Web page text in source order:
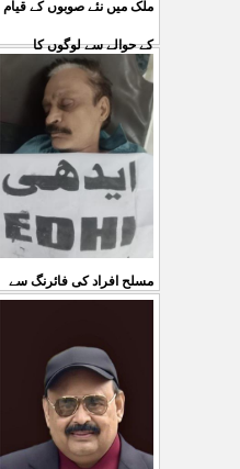
ملک میں نئے صوبوں کے قیام
کے حوالے سے لوگوں کا
مطالبہ بالکل درست ہے۔ ا
03 Aug 2026
مسلح افراد کی فائرنگ سے
سمیع الدین رحمانی ک